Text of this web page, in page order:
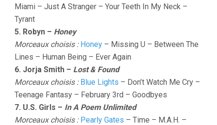
Miami – Just A Stranger – Your Teeth In My Neck –
Tyrant
5. Robyn – Honey
Morceaux choisis : Honey – Missing U – Between The
Lines – Human Being – Ever Again
6. Jorja Smith – Lost & Found
Morceaux choisis : Blue Lights – Don’t Watch Me Cry –
Teenage Fantasy – February 3rd – Goodbyes
7. U.S. Girls – In A Poem Unlimited
Morceaux choisis : Pearly Gates – Time – M.A.H. –